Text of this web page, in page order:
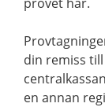
din remiss
en annan